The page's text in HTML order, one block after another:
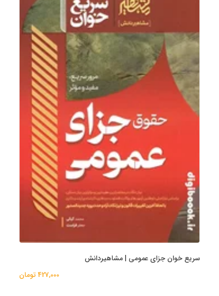
سریع خوان جزای عمومی | مشاهیردانش
427,000 تومان